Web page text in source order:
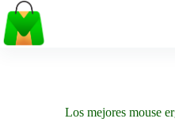
Saltar
al
contenido
Los mejores mouse